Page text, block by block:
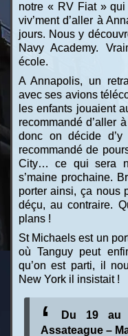
notre « RV Fiat » qui
viv’ment d’aller à
jours. Nous y
Navy Academy.
école.
A Annapolis, un
avec ses avions
les enfants jouaient
recommandé d’aller
donc on décide
recommandé de
City… ce qui sera
s’maine prochaine.
porter ainsi, ça nous
déçu, au contraire.
plans !
St Michaels est un
où Tanguy peut
qu’on est parti, il
New York il insistait !
Du 19 au
Assateague –